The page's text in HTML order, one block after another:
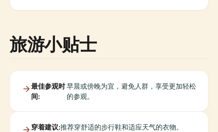
旅游小贴士
最佳参观时
间:
早晨或傍晚为宜，避免人群，享受更加轻松
的参观。
穿着建议:推荐穿舒适的步行鞋和适应天气的衣物。